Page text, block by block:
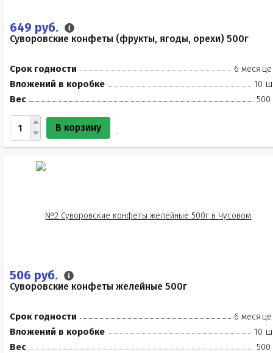
649 руб.
Суворовские конфеты (фрукты, ягоды, орехи) 500г
Срок годности
6
Вложений в коробке
10
Вес
500
В корзину
506 руб.
Суворовские конфеты желейные 500г
Срок годности
6
Вложений в коробке
10
Вес
500